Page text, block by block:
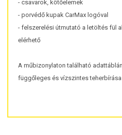
- csavarok, kötőelemek
- porvédő kupak CarMax logóval
- felszerelési útmutató a letöltés fül
elérhető
A műbizonylaton található
függőleges és vízszintes teherbírása